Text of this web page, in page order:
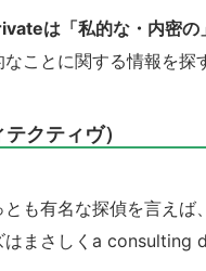
は「私的な・内密の
ことに関する情報を探
クティヴ）
も有名な探偵を言えば、
はまさしくa consulting